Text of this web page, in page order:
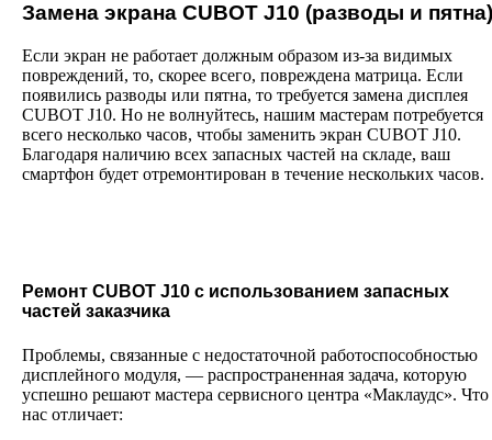
Замена экрана CUBOT J10 (разводы и пятна)
Если экран не работает должным образом из-за видимых
повреждений, то, скорее всего, повреждена матрица. Если
появились разводы или пятна, то требуется замена дисплея
CUBOT J10. Но не волнуйтесь, нашим мастерам потребуется
всего несколько часов, чтобы заменить экран CUBOT J10.
Благодаря наличию всех запасных частей на складе, ваш
смартфон будет отремонтирован в течение нескольких часов.
Ремонт CUBOT J10 с использованием запасных
частей заказчика
Проблемы, связанные с недостаточной работоспособностью
дисплейного модуля, — распространенная задача, которую
успешно решают мастера сервисного центра «Маклаудс». Что
нас отличает: